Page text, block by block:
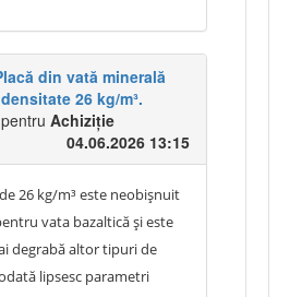
umpluturi minerale
EN 12004-1, ambalaj
iar pentru poziția 28:
gresie, faianță, clincher și
bază de amestec de
reologici, plastifianți și
conform SM SR EN
maxim 25 kg”.
din vată minerală
26 kg/m³.
pentru Achiziție
04.06.2026 13:15
26 kg/m³ este neobișnuit
vata bazaltică și este
degrabă altor tipuri de
lipsesc parametri